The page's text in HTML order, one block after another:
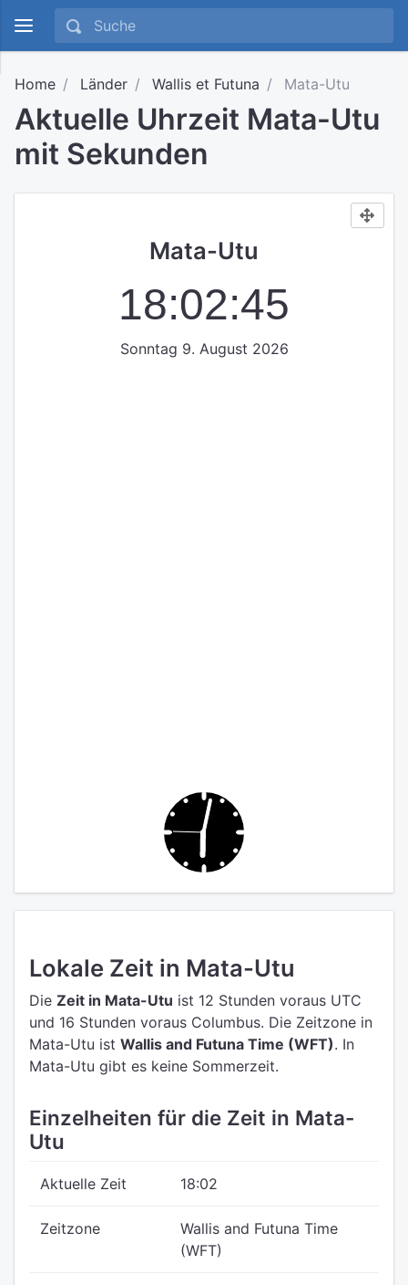
Home Länder Wallis et Futuna Mata-Utu
Aktuelle Uhrzeit Mata-Utu
mit Sekunden
Mata-Utu
18:02:45
Sonntag 9. August 2026
Lokale Zeit in Mata-Utu
Die Zeit in Mata-Utu ist 12 Stunden voraus UTC
und 16 Stunden voraus Columbus. Die Zeitzone in
Mata-Utu ist Wallis and Futuna Time (WFT). In
Mata-Utu gibt es keine Sommerzeit.
Einzelheiten für die Zeit in Mata-
Utu
Aktuelle Zeit 18:02
Zeitzone
Wallis and Futuna Time
(WFT)